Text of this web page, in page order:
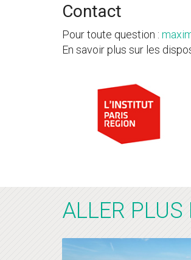
Contact
Pour toute question :
En savoir plus sur les
ALLER PLUS